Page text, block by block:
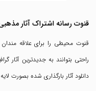
قنوت رسانه اشتراک آثار
قنوت محیطی را برای علاقه
راحتی بتوانند به جدیدترین آثار
دانلود آثار بارگذاری شده بصورت